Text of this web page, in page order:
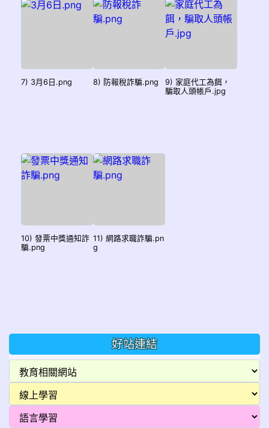
7) 3月6日.png 8) 防報稅詐騙.png
9) 家庭代工為餌，
騙取人頭帳戶.jpg
10) 發票中獎通知詐
騙.png
11) 網路求職詐騙.pn
g
好站連結